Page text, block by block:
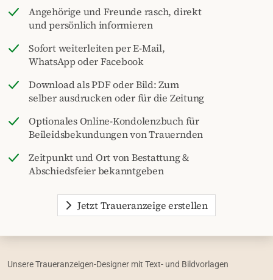
Angehörige und Freunde rasch, direkt
und persönlich informieren
Sofort weiterleiten per E-Mail,
WhatsApp oder Facebook
Download als PDF oder Bild: Zum
selber ausdrucken oder für die Zeitung
Optionales Online-Kondolenzbuch für
Beileidsbekundungen von Trauernden
Zeitpunkt und Ort von Bestattung &
Abschiedsfeier bekanntgeben
Jetzt Traueranzeige erstellen
Unsere Traueranzeigen-Designer mit Text- und Bildvorlagen